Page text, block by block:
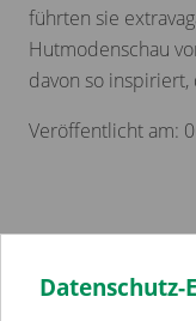
führten sie
Hutmodenschau
davon so
Veröffentlicht am:
Datenschutz-